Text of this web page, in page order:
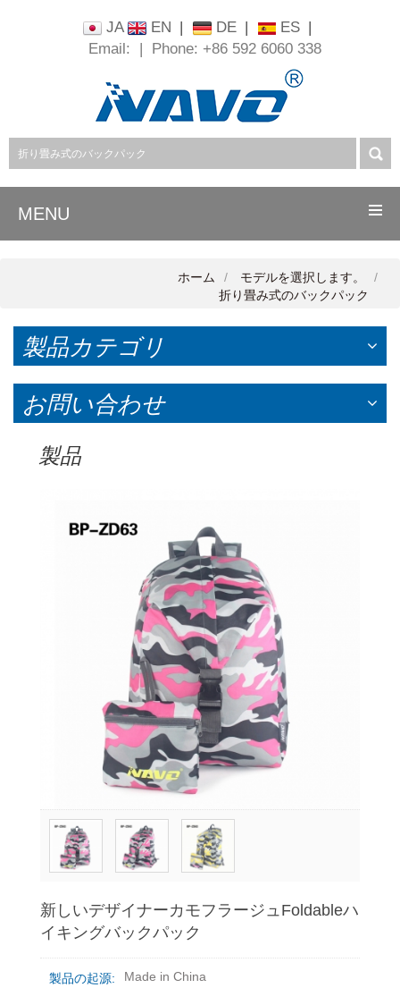
JA EN | DE | ES |
Email:
| Phone: +86 592 6060 338
MENU
ホーム
モデルを選択します。
折り畳み式のバックパック
製品カテゴリ
お問い合わせ
製品
新しいデザイナーカモフラージュfoldableハ
イキングバックパック
製品の起源: Made in China